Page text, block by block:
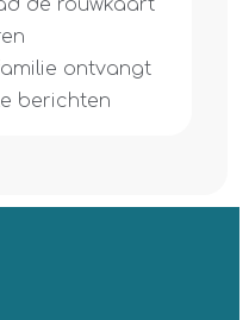
de rouwkaart
ontvangt
berichten